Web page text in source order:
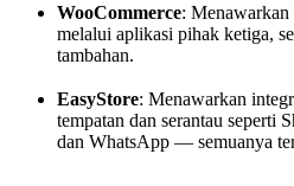
WooCommerce: Menawarkan
melalui aplikasi pihak ketiga,
tambahan.
EasyStore: Menawarkan
tempatan dan serantau seperti
dan WhatsApp — semuanya